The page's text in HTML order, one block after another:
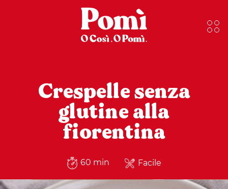
Crespelle senza
glutine alla
fiorentina
60 min Facile